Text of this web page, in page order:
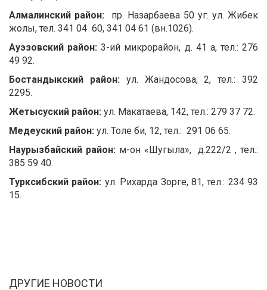
Алмалинский район: пр. Назарбаева 50 уг. ул. Жибек
жолы, тел. 341 04 60, 341 04 61 (вн.1026).
Ауэзовский район: 3-ий микрорайон, д. 41 а, тел.: 276
49 92.
Бостандыкский район:ул. Жандосова, 2, тел.: 392
2295.
Жетысуский район: ул. Макатаева, 142, тел.: 279 37 72.
Медеуский район: ул. Толе би, 12, тел.: 291 06 65.
Наурызбайский район:м-он «Шугыла», д.222/2 , тел.:
385 59 40.
Турксибский район: ул. Рихарда Зорге, 81, тел.: 234 93
15.
ДРУГИЕ НОВОСТИ